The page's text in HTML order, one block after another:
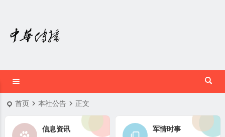
首页 本社公告 正文
信息资讯 军情时事